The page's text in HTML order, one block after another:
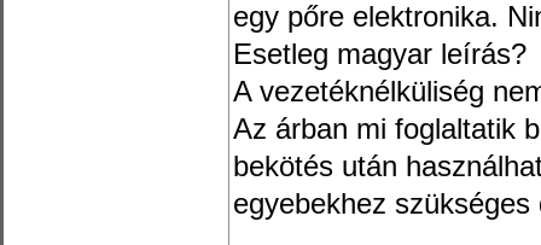
egy pőre elektronika.
Esetleg magyar leírás?
A vezetéknélküliség
Az árban mi foglaltatik
bekötés után
egyebekhez szükséges